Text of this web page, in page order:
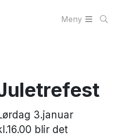
Meny
3.januar
blir det